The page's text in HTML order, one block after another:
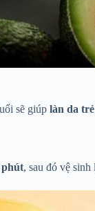
sẽ giúp làn da
phút, sau đó vệ sinh